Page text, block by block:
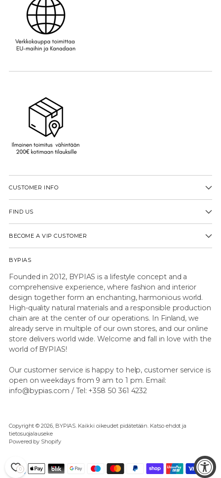
CUSTOMER INFO
FIND US
BECOME A VIP CUSTOMER
BYPIAS
Founded in 2012, BYPIAS is a lifestyle concept and a
comprehensive experience, where fashion and interior
design together form an enchanting, harmonious world.
High-quality natural materials and a responsible production
chain are at the center of our operations. In Finland, we
already serve in multiple of our own stores, and our online
store delivers world wide. Welcome and fall in love with the
world of BYPIAS!
Our customer service is happy to help, customer service is
open on weekdays from 9 am to 1 pm. Email:
info@bypias.com / Tel: +358 50 361 4232
Copyright © 2026, BYPIAS. Kaikki oikeudet pidätetään. Katso ehdot ja
tietosuojalauseke
Powered by Shopify
0